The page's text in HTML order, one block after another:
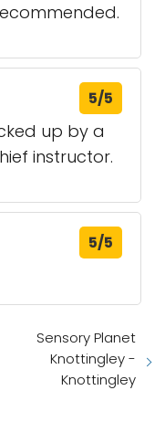
5/5
up by a
instructor.
5/5
Sensory Planet
Knottingley -
Knottingley